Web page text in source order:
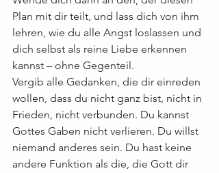
Plan mit dir teilt, und lass dich von ihm
lehren, wie du alle Angst loslassen und
dich selbst als reine Liebe erkennen
kannst – ohne Gegenteil.
Vergib alle Gedanken, die dir einreden
wollen, dass du nicht ganz bist, nicht in
Frieden, nicht verbunden. Du kannst
Gottes Gaben nicht verlieren. Du willst
niemand anderes sein. Du hast keine
andere Funktion als die, die Gott dir